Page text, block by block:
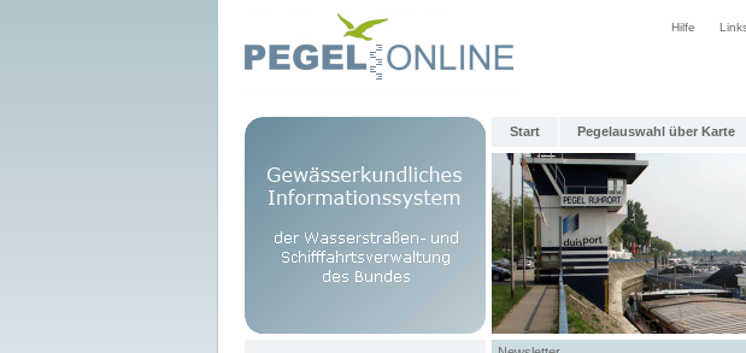
Hilfe
Start Pegelauswahl über Karte